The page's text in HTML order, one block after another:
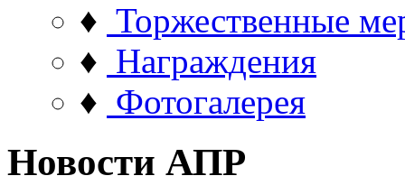
♦ Торжественные
♦ Награждения
♦ Фотогалерея
Новости АПР